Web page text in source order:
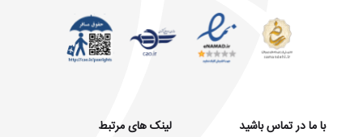
با ما در تماس باشید
لینک های مرتبط